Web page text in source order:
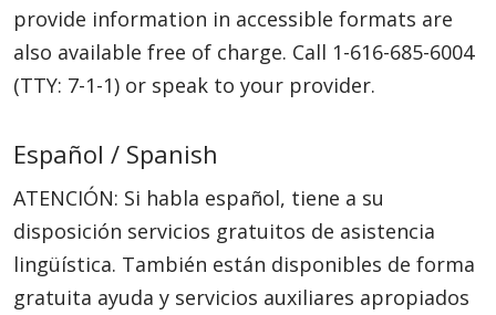
provide information in accessible formats are
also available free of charge. Call 1-616-685-6004
(TTY: 7-1-1) or speak to your provider.
Español / Spanish
ATENCIÓN: Si habla español, tiene a su
disposición servicios gratuitos de asistencia
lingüística. También están disponibles de forma
gratuita ayuda y servicios auxiliares apropiados